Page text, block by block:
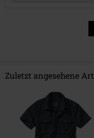
Kommentar jetzt
Zuletzt angesehene